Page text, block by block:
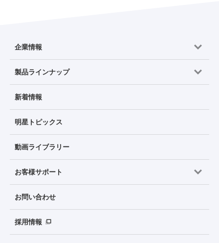
企業情報
製品ラインナップ
新着情報
明星トピックス
動画ライブラリー
お客様サポート
お問い合わせ
採用情報